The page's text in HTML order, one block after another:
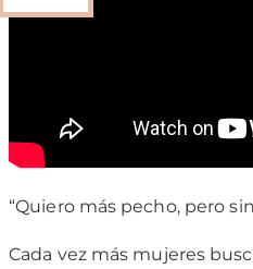
“Quiero más pecho, pero
Cada vez más mujeres